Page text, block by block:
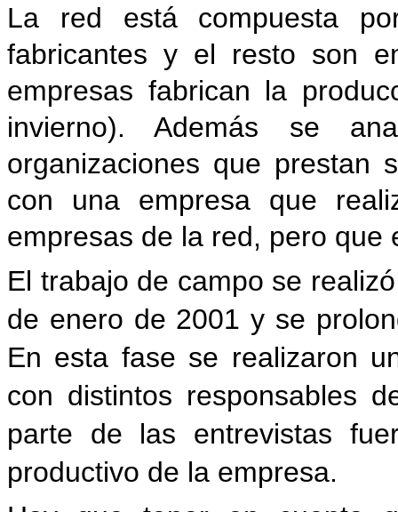
La red está compuesta
fabricantes y el resto son
empresas fabrican la
invierno). Además se
organizaciones que prestan
con una empresa que
empresas de la red, pero que
El trabajo de campo se
de enero de 2001 y se
En esta fase se realizaron
con distintos responsables
parte de las entrevistas
productivo de la empresa.